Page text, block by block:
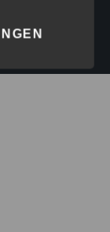
darf leicht